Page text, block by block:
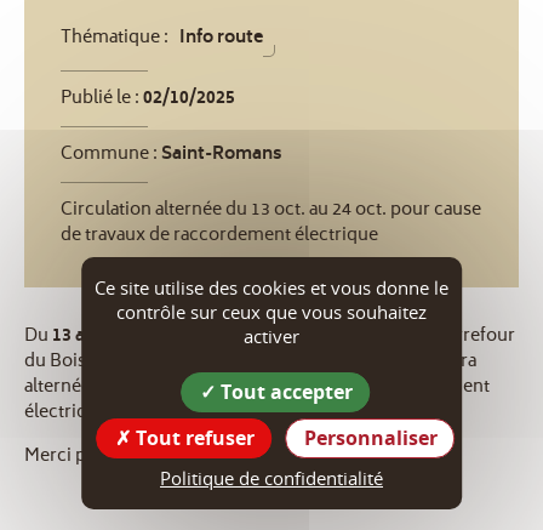
Thématique : Info route
Publié le :02/10/2025
Commune :Saint-Romans
Circulation alternée du 13 oct. au 24 oct. pour cause
de travaux de raccordement électrique
Du 13 au 24 octobre 2025 sur laRD71
au niveau du carrefour
du Bois de Claix, hors agglomération, la circulation sera
alternée par feux pour cause de travaux de raccordement
électrique.
Merci pour votre compréhension.
Ce site utilise des cookies et vous donne le
contrôle sur ceux que vous souhaitez
activer
Tout accepter
Tout refuser
Personnaliser
Politique de confidentialité